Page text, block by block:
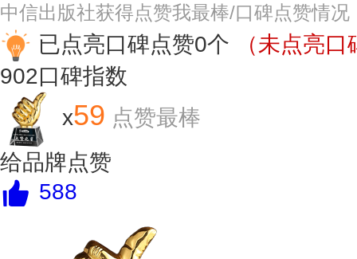
中信出版社获得点赞我最棒/口碑点赞情况
已点亮口碑点赞0个
（未点亮
902口碑指数
x59 点赞最棒
给品牌点赞
588